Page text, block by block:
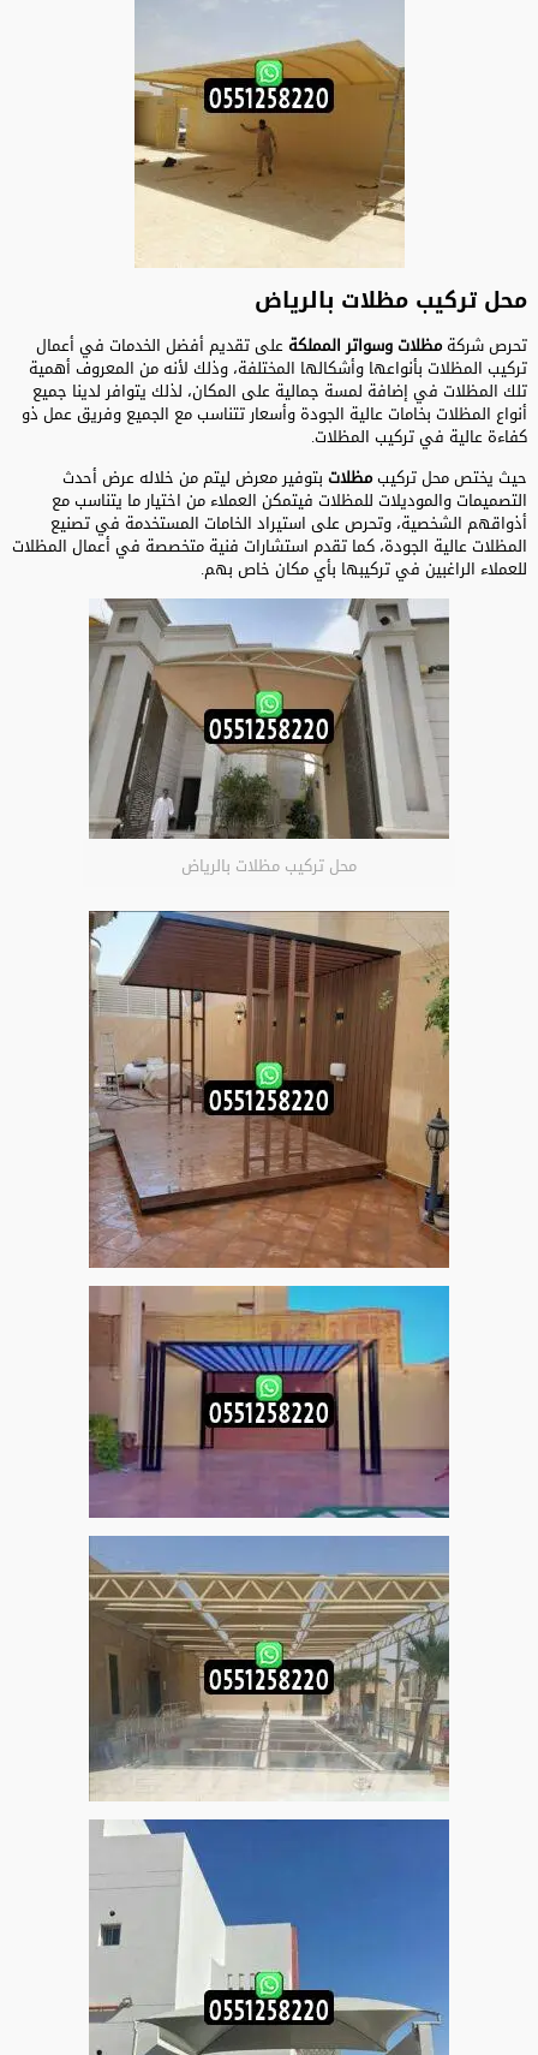
محل تركيب مظلات بالرياض
تحرص شركةمظلات وسواتر المملكةعلى تقديم أفضل الخدمات في أعمال
تركيب المظلات بأنواعها وأشكالها المختلفة، وذلك لأنه من المعروف أهمية
تلك المظلات في إضافة لمسة جمالية على المكان، لذلك يتوافر لدينا جميع
أنواع المظلات بخامات عالية الجودة وأسعار تتناسب مع الجميع وفريق عمل ذو
كفاءة عالية في تركيب المظلات.
حيث يختص محل تركيبمظلات بتوفير معرض ليتم من خلاله عرض أحدث
التصميمات والموديلات للمظلات فيتمكن العملاء من اختيار ما يتناسب مع
أذواقهم الشخصية، وتحرص على استيراد الخامات المستخدمة في تصنيع
المظلات عالية الجودة، كما تقدم استشارات فنية متخصصة في أعمال المظلات
للعملاء الراغبين في تركيبها بأي مكان خاص بهم.
محل تركيب مظلات بالرياض